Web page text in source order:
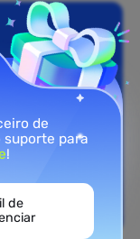
de
para
!
de